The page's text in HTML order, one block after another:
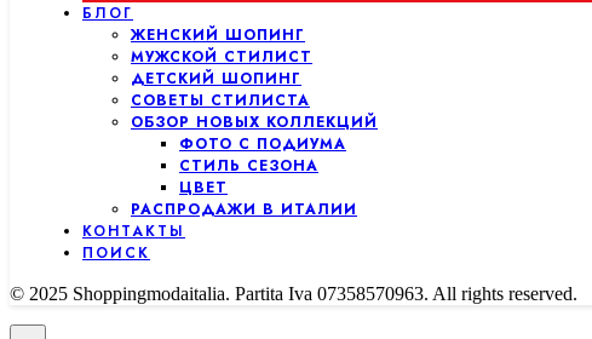
БЛОГ
ЖЕНСКИЙ ШОПИНГ
МУЖСКОЙ СТИЛИСТ
ДЕТСКИЙ ШОПИНГ
СОВЕТЫ СТИЛИСТА
ОБЗОР НОВЫХ КОЛЛЕКЦИЙ
ФОТО С ПОДИУМА
СТИЛЬ СЕЗОНА
ЦВЕТ
РАСПРОДАЖИ В ИТАЛИИ
КОНТАКТЫ
ПОИСК
© 2025 Shoppingmodaitalia. Partita Iva 07358570963. All rights reserved.